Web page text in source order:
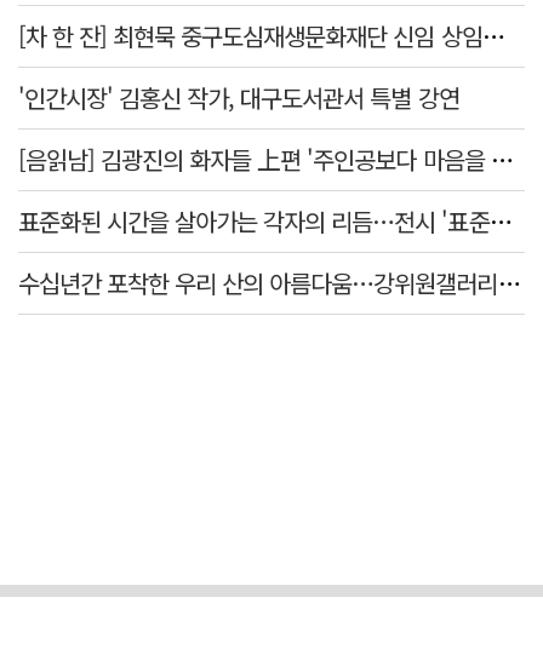
[차 한 잔] 최현묵 중구도심재생문화재단 신임 상임이사 "서문시장·경상감영 등 지역 자원 활용…문화의 일상화"
'인간시장' 김홍신 작가, 대구도서관서 특별 강연
[음읽남] 김광진의 화자들 上편 '주인공보다 마음을 쓴 사람'
표준화된 시간을 살아가는 각자의 리듬…전시 '표준시차'
수십년간 포착한 우리 산의 아름다움…강위원갤러리 '팔공·지리展' 개최